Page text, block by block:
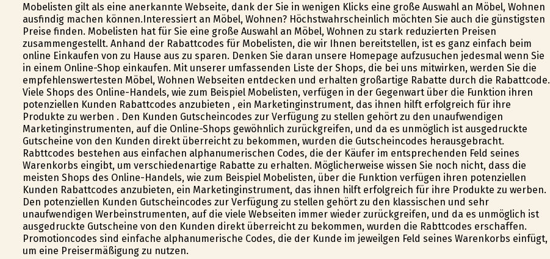
Mobelisten gilt als eine anerkannte Webseite, dank der Sie in wenigen Klicks eine große Auswahl an Möbel, Wohnen
ausfindig machen können.Interessiert an Möbel, Wohnen? Höchstwahrscheinlich möchten Sie auch die günstigsten
Preise finden. Mobelisten hat für Sie eine große Auswahl an Möbel, Wohnen zu stark reduzierten Preisen
zusammengestellt. Anhand der Rabattcodes für Mobelisten, die wir Ihnen bereitstellen, ist es ganz einfach beim
online Einkaufen von zu Hause aus zu sparen. Denken Sie daran unsere Homepage aufzusuchen jedesmal wenn Sie
in einem Online-Shop einkaufen. Mit unserer umfassenden Liste der Shops, die bei uns mitwirken, werden Sie die
empfehlenswertesten Möbel, Wohnen Webseiten entdecken und erhalten großartige Rabatte durch die Rabattcode.
Viele Shops des Online-Handels, wie zum Beispiel Mobelisten, verfügen in der Gegenwart über die Funktion ihren
potenziellen Kunden Rabattcodes anzubieten , ein Marketinginstrument, das ihnen hilft erfolgreich für ihre
Produkte zu werben . Den Kunden Gutscheincodes zur Verfügung zu stellen gehört zu den unaufwendigen
Marketinginstrumenten, auf die Online-Shops gewöhnlich zurückgreifen, und da es unmöglich ist ausgedruckte
Gutscheine von den Kunden direkt überreicht zu bekommen, wurden die Gutscheincodes herausgebracht.
Rabttcodes bestehen aus einfachen alphanumerischen Codes, die der Käufer im entsprechenden Feld seines
Warenkorbs eingibt, um verschiedenartige Rabatte zu erhalten. Möglicherweise wissen Sie noch nicht, dass die
meisten Shops des Online-Handels, wie zum Beispiel Mobelisten, über die Funktion verfügen ihren potenziellen
Kunden Rabattcodes anzubieten, ein Marketinginstrument, das ihnen hilft erfolgreich für ihre Produkte zu werben.
Den potenziellen Kunden Gutscheincodes zur Verfügung zu stellen gehört zu den klassischen und sehr
unaufwendigen Werbeinstrumenten, auf die viele Webseiten immer wieder zurückgreifen, und da es unmöglich ist
ausgedruckte Gutscheine von den Kunden direkt überreicht zu bekommen, wurden die Rabttcodes erschaffen.
Promotioncodes sind einfache alphanumerische Codes, die der Kunde im jeweilgen Feld seines Warenkorbs einfügt,
um eine Preisermäßigung zu nutzen.